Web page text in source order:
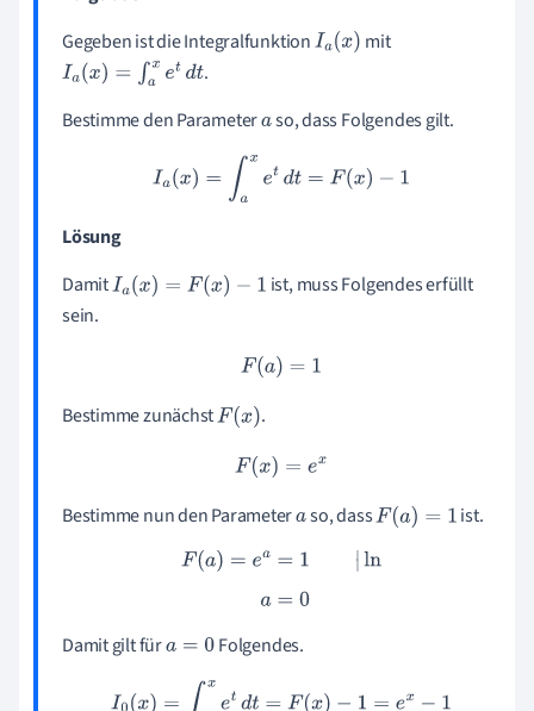
Gegeben ist die IntegralfunktionIa(x)
mit
Ia(x)=∫ axe tdt
.
Bestimme den Parameteraso, dass Folgendes gilt.
Ia( )= ∫a xetdt =F( x)−1
Lösung
DamitIa(x)=F (x) −1
ist, muss Folgendes erfüllt
sein.
F(a) =1
Bestimme zunächstF(x)
.
F(x) =e x
Bestimme nun den Parameteraso, dassF(a)=1
ist.
F (a) =e =1 ln
Damit gilt füra=0
Folgendes.
0(x) =∫0 xet dt= F(x)−1 =e x− 1